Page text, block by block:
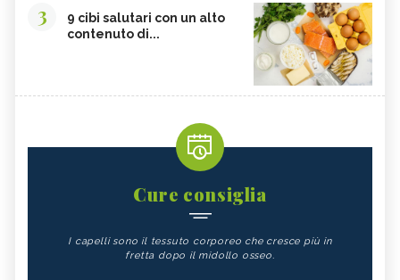
3
9 cibi salutari con un alto
contenuto di...
Cure consiglia
I capelli sono il tessuto corporeo che cresce più in
fretta dopo il midollo osseo.